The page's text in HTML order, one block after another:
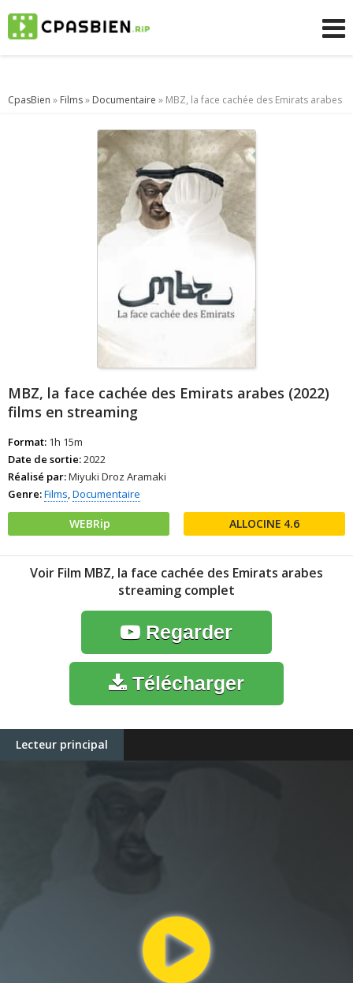
CpasBien » Films» Documentaire » MBZ, la face cachée des Emirats arabes
MBZ, la face cachée des Emirats arabes (2022)
films en streaming
Format: 1h 15m
Date de sortie:2022
Réalisé par:Miyuki Droz Aramaki
Genre:Films Documentaire
WEBRip 4.6
Voir Film MBZ, la face cachée des Emirats arabes
streaming complet
Regarder
Télécharger
Lecteur principal